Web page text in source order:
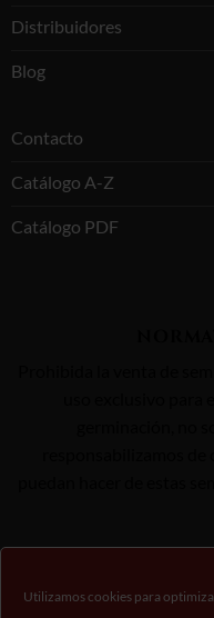
Utilizamos cookies para
Distribuidores
Blog
Contacto
Catálogo A-Z
Catálogo PDF